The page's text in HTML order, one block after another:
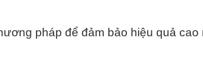
pháp để đảm bảo hiệu quả cao